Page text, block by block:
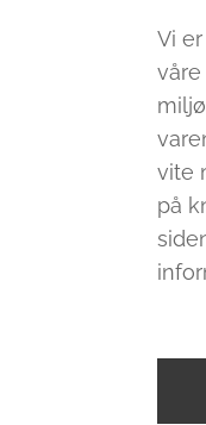
Vi
vite
på